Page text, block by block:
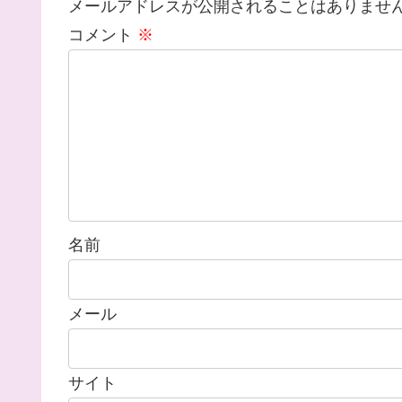
メールアドレスが公開されることはありませ
コメント ※
名前
メール
サイト